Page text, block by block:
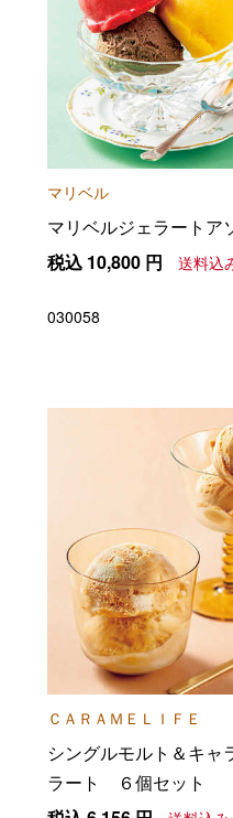
マリベル
マリベルジェラートア
税込 10,800 円 送料込
030058
ＣＡＲＡＭＥＬＩＦＥ
シングルモルト＆キャ
ラート ６個セット